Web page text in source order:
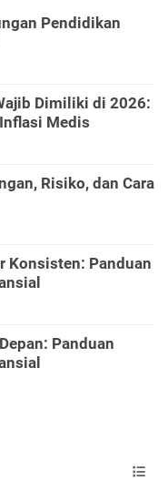
Pendidikan
Dimiliki di 2026:
Medis
Risiko, dan Cara
Konsisten: Panduan
Panduan